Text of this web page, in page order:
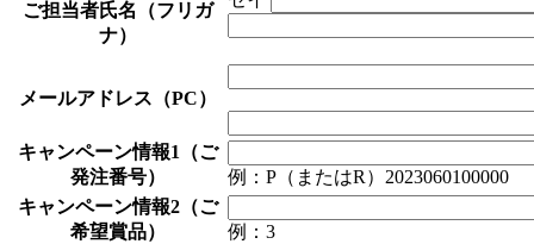
ご本人の事前の承諾を得ている
基づき提供が必要な場合を除き
の提供は行いません。
4.個人情報の取り扱いの委託につ
業務実施範囲内で必要に応じて
ご担当者氏名（フリガ
ナ）
メールアドレス（PC）
キャンペーン情報1（ご
発注番号）
例：P（またはR）2023060100000
キャンペーン情報2（ご
希望賞品）
例：3